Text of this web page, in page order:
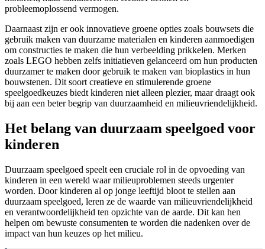
probleemoplossend vermogen.
Daarnaast zijn er ook innovatieve groene opties zoals bouwsets die
gebruik maken van duurzame materialen en kinderen aanmoedigen
om constructies te maken die hun verbeelding prikkelen. Merken
zoals LEGO hebben zelfs initiatieven gelanceerd om hun producten
duurzamer te maken door gebruik te maken van bioplastics in hun
bouwstenen. Dit soort creatieve en stimulerende groene
speelgoedkeuzes biedt kinderen niet alleen plezier, maar draagt ook
bij aan een beter begrip van duurzaamheid en milieuvriendelijkheid.
Het belang van duurzaam speelgoed voor
kinderen
Duurzaam speelgoed speelt een cruciale rol in de opvoeding van
kinderen in een wereld waar milieuproblemen steeds urgenter
worden. Door kinderen al op jonge leeftijd bloot te stellen aan
duurzaam speelgoed, leren ze de waarde van milieuvriendelijkheid
en verantwoordelijkheid ten opzichte van de aarde. Dit kan hen
helpen om bewuste consumenten te worden die nadenken over de
impact van hun keuzes op het milieu.